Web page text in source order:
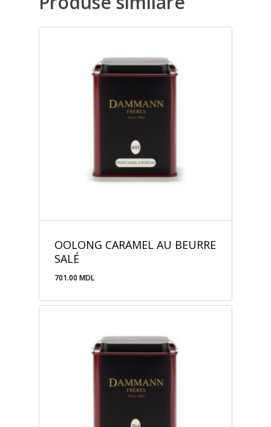
OOLONG CARAMEL AU BEURRE
SALÉ
701.00 MDL